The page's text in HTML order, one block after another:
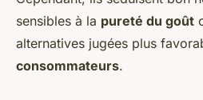
sensibles à la pureté du goût
alternatives jugées plus
consommateurs.